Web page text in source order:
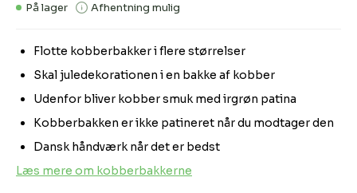
Flotte kobberbakker i flere størrelser
Skal juledekorationen i en bakke af kobber
Udenfor bliver kobber smuk med irgrøn patina
Kobberbakken er ikke patineret når du modtager den
Dansk håndværk når det er bedst
Læs mere om kobberbakkerne
På lager Afhentning mulig